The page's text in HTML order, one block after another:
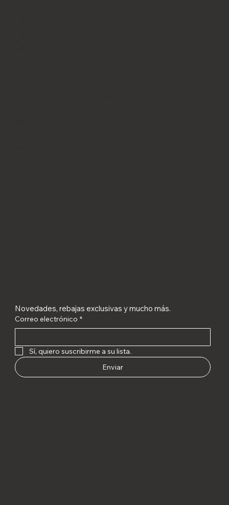
Novedades, rebajas exclusivas y mucho más.
Correo electrónico *
Sí, quiero suscribirme a su lista.
Enviar